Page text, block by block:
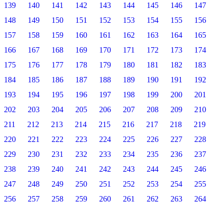
139
140 141 142 143 144 145 146
147
148
149 150 151 152 153 154 155
156
157
158 159 160 161 162 163 164
165
166
167 168 169 170 171 172 173
174
175
176 177 178 179 180 181 182
183
184
185 186 187 188 189 190 191
192
193
194 195 196 197 198 199 200
201
202
203 204 205 206 207 208 209
210
211
212 213 214 215 216 217 218
219
220
221 222 223 224 225 226 227
228
229
230 231 232 233 234 235 236
237
238
239 240 241 242 243 244 245
246
247
248 249 250 251 252 253 254
255
256
257 258 259 260 261 262 263
264